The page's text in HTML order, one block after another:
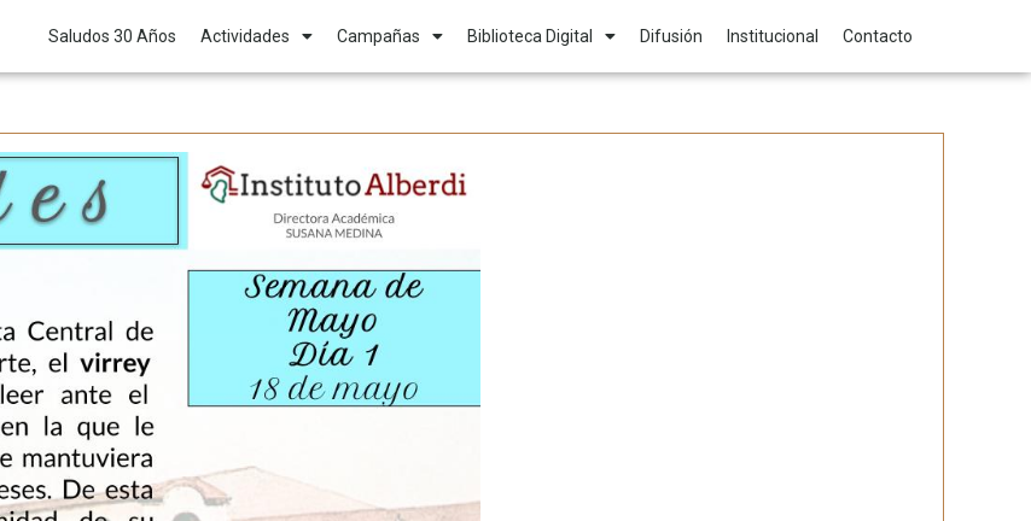
Saludos 30 Años Actividades Campañas Biblioteca Digital Difusión Institucional Contacto